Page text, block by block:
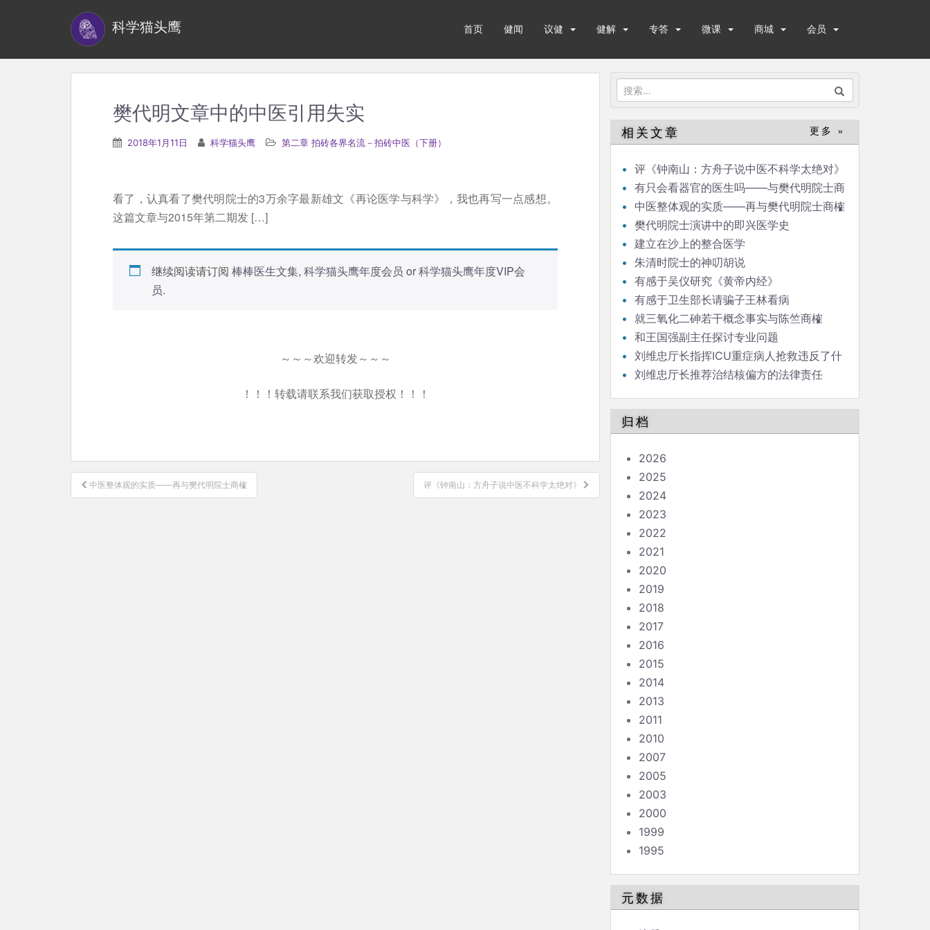
科学猫头鹰 首页 健闻 议健 健解 专答 微课 商城 会员
搜
索：
樊代明文章中的中医引用失实
2018年1月11日 科学猫头鹰 第二章 拍砖各界名流－拍砖中医（下册）
看了，认真看了樊代明院士的3万余字最新雄文《再论医学与科学》，我也再写一点感想。
这篇文章与2015年第二期发 […]
继续阅读请订阅 棒棒医生文集, 科学猫头鹰年度会员 or科学猫头鹰年度VIP会
员.
～～～欢迎转发～～～
！！！转载请联系我们获取授权！！！
文
章
中医整体观的实质——再与樊代明院士商榷 评《钟南山：方舟子说中医不科学太绝对》
相关文章 更多 »
评《钟南山：方舟子说中医不科学太绝对》
有只会看器官的医生吗——与樊代明院士商
榷
中医整体观的实质——再与樊代明院士商榷
樊代明院士演讲中的即兴医学史
建立在沙上的整合医学
朱清时院士的神叨胡说
有感于吴仪研究《黄帝内经》
有感于卫生部长请骗子王林看病
就三氧化二砷若干概念事实与陈竺商榷
和王国强副主任探讨专业问题
刘维忠厅长指挥ICU重症病人抢救违反了什
么 刘维忠厅长推荐治结核偏方的法律责任
归档
2026
2025
2024
2023
2022
2021
2020
2019
2018
2017
2016
2015
2014
2013
2011
2010
2007
2005
2003
2000
1999
1995
元数据